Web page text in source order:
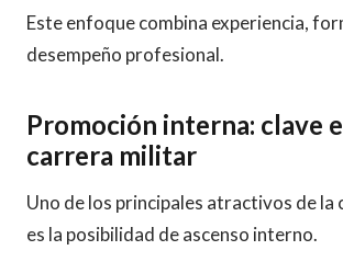
Este enfoque combina experiencia,
desempeño profesional.
Promoción interna: clave
carrera militar
Uno de los principales atractivos de
es la posibilidad de ascenso interno.